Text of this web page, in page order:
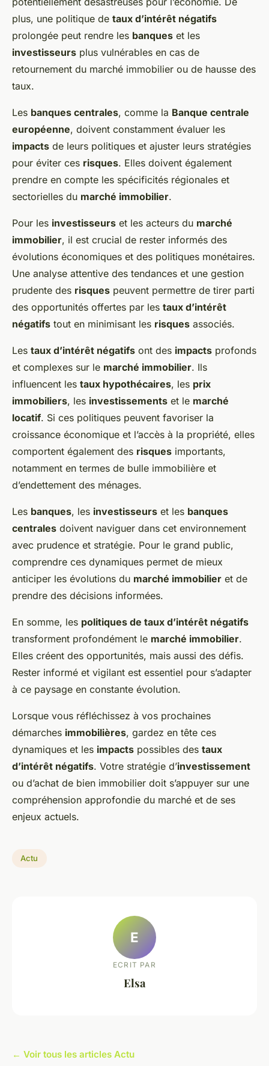
plus, une politique de taux d’intérêt négatifs
prolongée peut rendre les banques et les
investisseurs plus vulnérables en cas de
retournement du marché immobilier ou de hausse des
taux.
Les banques centrales, comme la Banque centrale
européenne, doivent constamment évaluer les
impacts de leurs politiques et ajuster leurs stratégies
pour éviter ces risques. Elles doivent également
prendre en compte les spécificités régionales et
sectorielles du marché immobilier.
Pour les investisseurs et les acteurs du marché
immobilier, il est crucial de rester informés des
évolutions économiques et des politiques monétaires.
Une analyse attentive des tendances et une gestion
prudente des risques peuvent permettre de tirer parti
des opportunités offertes par les taux d’intérêt
négatifs tout en minimisant les risques associés.
Les taux d’intérêt négatifs ont des impacts profonds
et complexes sur le marché immobilier. Ils
influencent les taux hypothécaires, les prix
immobiliers, les investissements et le marché
locatif. Si ces politiques peuvent favoriser la
croissance économique et l’accès à la propriété, elles
comportent également des risques importants,
notamment en termes de bulle immobilière et
d’endettement des ménages.
Les banques, les investisseurs et les banques
centrales doivent naviguer dans cet environnement
avec prudence et stratégie. Pour le grand public,
comprendre ces dynamiques permet de mieux
anticiper les évolutions du marché immobilier et de
prendre des décisions informées.
En somme, les politiques de taux d’intérêt négatifs
transforment profondément le marché immobilier.
Elles créent des opportunités, mais aussi des défis.
Rester informé et vigilant est essentiel pour s’adapter
à ce paysage en constante évolution.
Lorsque vous réfléchissez à vos prochaines
démarches immobilières, gardez en tête ces
dynamiques et les impacts possibles des taux
d’intérêt négatifs. Votre stratégie d’investissement
ou d’achat de bien immobilier doit s’appuyer sur une
compréhension approfondie du marché et de ses
enjeux actuels.
Actu
E
ECRIT PAR
Elsa
← Voir tous les articles Actu